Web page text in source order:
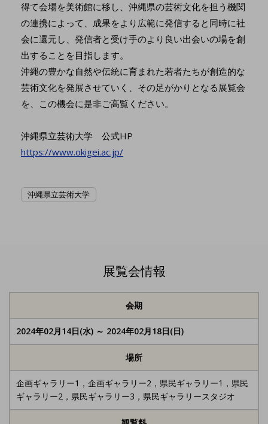
得て会場を美術館に移し、沖縄県の芸術文化を担う機関
の連携によって、成果をより広範に発信すると同時に社
会に還元し、発信者と受け手のより良い出会いの場を創
出することを目指します。
沖縄の豊かな自然や伝統に育まれた若者たちが創造的な
芸術文化を発展させていく、その足がかりとなる展覧会
を、この機会に是非ご高覧ください。
沖縄県立芸術大学 公式HP
https://www.okigei.ac.jp/
沖縄県立芸術大学
展覧会情報
会期
2024年02月14日(水) ～ 2024年02月18日(日)
場所
企画ギャラリー1，企画ギャラリー2，県民ギャラリー1，県民
ギャラリー2，県民ギャラリー3，県民ギャラリースタジオ